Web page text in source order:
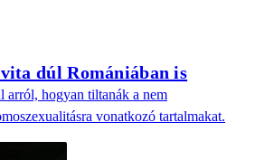
dúl Romániában is
arról, hogyan tiltanák a nem
vonatkozó tartalmakat.